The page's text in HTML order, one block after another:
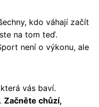
kdo váhají začít
na tom teď.
není o výkonu, ale
vás baví.
Začněte chůzí,